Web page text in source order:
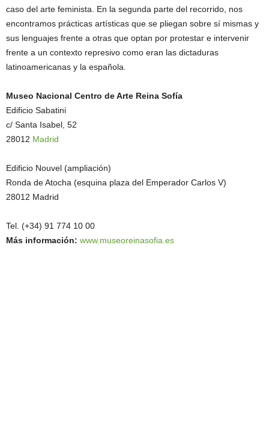
caso del arte feminista. En la segunda parte del recorrido, nos
encontramos prácticas artísticas que se pliegan sobre sí mismas y
sus lenguajes frente a otras que optan por protestar e intervenir
frente a un contexto represivo como eran las dictaduras
latinoamericanas y la española.
Museo Nacional Centro de Arte Reina Sofía
Edificio Sabatini
c/ Santa Isabel, 52
28012 Madrid
Edificio Nouvel (ampliación)
Ronda de Atocha (esquina plaza del Emperador Carlos V)
28012 Madrid
Tel. (+34) 91 774 10 00
Más información: www.museoreinasofia.es